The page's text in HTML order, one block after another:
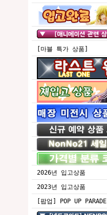
[마블 특가 상품]
2026년 입고상품
2023년 입고상품
[팝업] POP UP PARADE